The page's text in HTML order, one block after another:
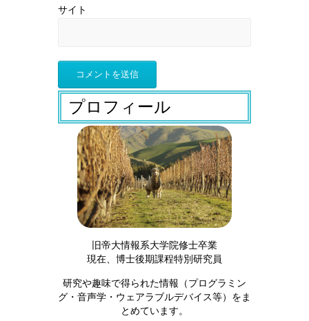
サイト
プロフィール
旧帝大情報系大学院修士卒業
現在、博士後期課程特別研究員
研究や趣味で得られた情報（プログラミン
グ・音声学・ウェアラブルデバイス等）をま
とめています。